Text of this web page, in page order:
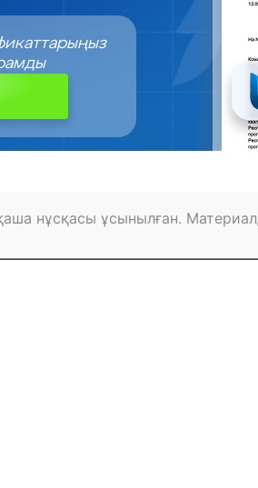
нұсқасы ұсынылған.